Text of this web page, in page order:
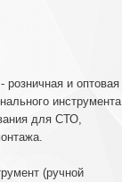
розничная и оптовая
инструмента
для СТО,
(ручной